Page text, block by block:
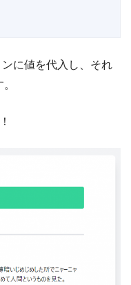
に値を代入し、それ